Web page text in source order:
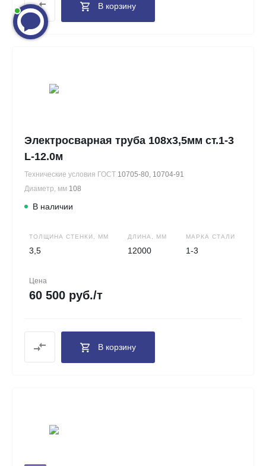
В корзину
Электросварная труба 108х3,5мм ст.1-3
L-12.0м
Технические условия ГОСТ 10705-80, 10704-91
Диаметр, мм 108
В наличии
ТОЛЩИНА СТЕНКИ, ММ
3,5
ДЛИНА, ММ
12000
МАРКА СТАЛИ
1-3
Цена
60 500 руб./т
В корзину